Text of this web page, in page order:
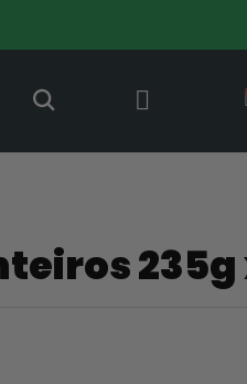
235g